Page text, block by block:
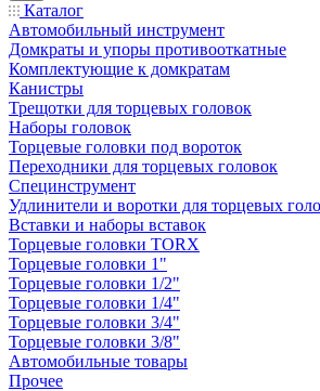
Каталог
Автомобильный инструмент
Домкраты и упоры противооткатные
Комплектующие к домкратам
Канистры
Трещотки для торцевых головок
Наборы головок
Торцевые головки под вороток
Переходники для торцевых головок
Специнструмент
Удлинители и воротки для торцевых
Вставки и наборы вставок
Торцевые головки TORX
Торцевые головки 1"
Торцевые головки 1/2"
Торцевые головки 1/4"
Торцевые головки 3/4"
Торцевые головки 3/8"
Автомобильные товары
Прочее